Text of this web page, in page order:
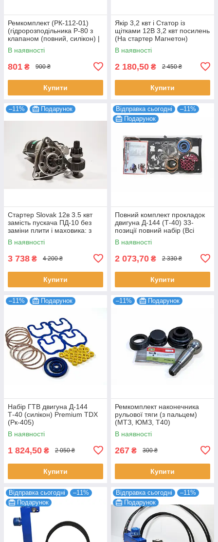
Ремкомплект (РК-112-01)
(гідророзподільника Р-80 з
клапаном (повний, силікон) |
TDX Premium
В наявності
801 ₴ 900 ₴
Купити
Якір 3,2 квт і Статор із
щітками 12В 3,2 квт посилень
(На стартер Магнетон)
МТЗ,ЮМЗ,Т-40,Т-25
В наявності
2 180,50 ₴ 2 450 ₴
Купити
–11% Подарунок
Стартер Slovak 12в 3.5 квт
замість пускача ПД-10 без
заміни плити і маховика: з
"Крупним" бендиксом
В наявності
3 738 ₴ 4 200 ₴
Купити
Відправка сьогодні
–11%
Подарунок
Повний комплект прокладок
двигуна Д-144 (Т-40) 33-
позиції повний набір (Всі
сальники гумки тощо)
В наявності
2 073,70 ₴ 2 330 ₴
Купити
–11% Подарунок
Набір ГТВ двигуна Д-144
Т-40 (силікон) Premium TDX
(Рк-405)
В наявності
1 824,50 ₴ 2 050 ₴
Купити
–11% Подарунок
Ремкомплект наконечника
рульової тяги (з пальцем)
(МТЗ, ЮМЗ, Т40)
В наявності
267 ₴ 300 ₴
Купити
Відправка сьогодні
–11%
Подарунок
Відправка сьогодні
–11%
Подарунок